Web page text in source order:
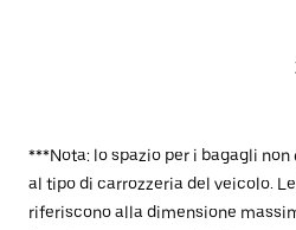
***Nota: lo spazio per i bagagli
al tipo di carrozzeria del veicolo.
riferiscono alla dimensione